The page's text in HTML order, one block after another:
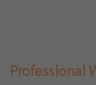
Professional